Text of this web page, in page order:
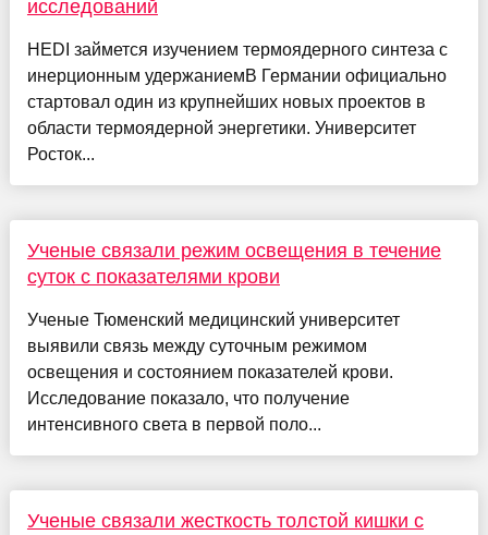
исследований
HEDI займется изучением термоядерного синтеза с
инерционным удержаниемВ Германии официально
стартовал один из крупнейших новых проектов в
области термоядерной энергетики. Университет
Росток...
Ученые связали режим освещения в течение
суток с показателями крови
Ученые Тюменский медицинский университет
выявили связь между суточным режимом
освещения и состоянием показателей крови.
Исследование показало, что получение
интенсивного света в первой поло...
Ученые связали жесткость толстой кишки с